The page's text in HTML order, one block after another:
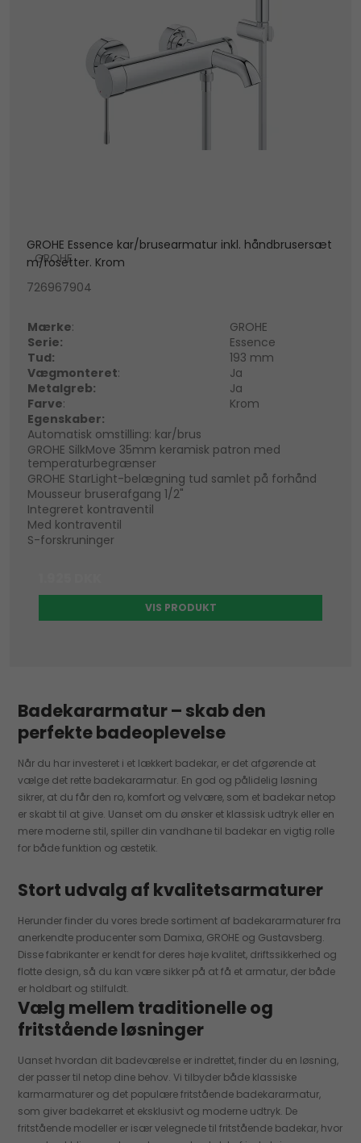
GROHE Essence kar/brusearmatur inkl. håndbrusersæt
m/rosetter. Krom
GROHE
726967904
Mærke:
GROHE
Serie:
Essence
Tud:
193 mm
Vægmonteret:
Ja
Metalgreb:
Ja
Farve:
Krom
Egenskaber:
Automatisk omstilling: kar/brus
GROHE SilkMove 35mm keramisk patron med
temperaturbegrænser
GROHE StarLight-belægning tud samlet på forhånd
Mousseur bruserafgang 1/2"
Integreret kontraventil
Med kontraventil
S-forskruninger
VIS PRODUKT
Badekararmatur – skab den
perfekte badeoplevelse
Når du har investeret i et lækkert badekar, er det afgørende at
vælge det rette badekararmatur. En god og pålidelig løsning
sikrer, at du får den ro, komfort og velvære, som et badekar netop
er skabt til at give. Uanset om du ønsker et klassisk udtryk eller en
mere moderne stil, spiller din vandhane til badekar en vigtig rolle
for både funktion og æstetik.
Stort udvalg af kvalitetsarmaturer
Herunder finder du vores brede sortiment af badekararmaturer fra
anerkendte producenter som Damixa, GROHE og Gustavsberg.
Disse fabrikanter er kendt for deres høje kvalitet, driftssikkerhed og
flotte design, så du kan være sikker på at få et armatur, der både
er holdbart og stilfuldt.
Vælg mellem traditionelle og
fritstående løsninger
Uanset hvordan dit badeværelse er indrettet, finder du en løsning,
der passer til netop dine behov. Vi tilbyder både klassiske
karmarmaturer og det populære fritstående badekararmatur,
som giver badekarret et eksklusivt og moderne udtryk. De
fritstående modeller er især velegnede til fritstående badekar, hvor